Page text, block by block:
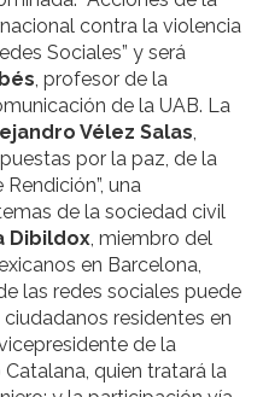
contra la violencia
Sociales” y será
, profesor de la
de la UAB. La
Vélez Salas,
por la paz, de la
una
de la sociedad civil
Dibildox, miembro del
en Barcelona,
las redes sociales puede
residentes en
de la
quien tratará la